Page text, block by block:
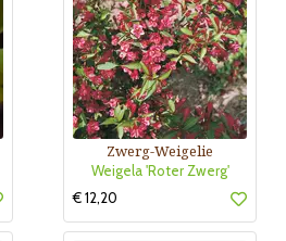
Zwerg-Weigelie
Weigela 'Roter Zwerg'
€ 12,20